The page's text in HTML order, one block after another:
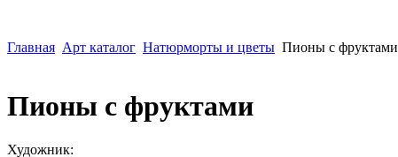
Главная Арт каталог Натюрморты и цветы Пионы с фруктами
Пионы с фруктами
Художник: